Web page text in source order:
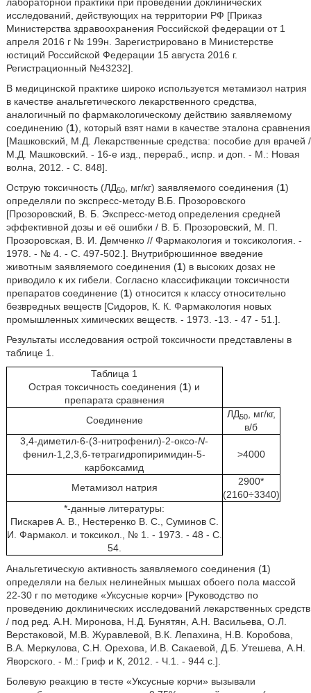
исследований, действующих на территории РФ [Приказ
Министерства здравоохранения Российской федерации от 1
апреля 2016 г № 199н. Зарегистрировано в Министерстве
юстиций Российской Федерации 15 августа 2016 г.
Регистрационный №43232].
В медицинской практике широко используется метамизол натрия
в качестве анальгетического лекарственного средства,
аналогичный по фармакологическому действию заявляемому
соединению (1), который взят нами в качестве эталона сравнения
[Машковский, М.Д. Лекарственные средства: пособие для врачей /
М.Д. Машковский. - 16-е изд., перераб., испр. и доп. - М.: Новая
волна, 2012. - С. 848].
Острую токсичность (ЛД50, мг/кг) заявляемого соединения (1)
определяли по экспресс-методу В.Б. Прозоровского
[Прозоровский, В. Б. Экспресс-метод определения средней
эффективной дозы и её ошибки / В. Б. Прозоровский, М. П.
Прозоровская, В. И. Демченко // Фармакология и токсикология. -
1978. - № 4. - С. 497-502.]. Внутрибрюшинное введение
животным заявляемого соединения (1) в высоких дозах не
приводило к их гибели. Согласно классификации токсичности
препаратов соединение (1) относится к классу относительно
безвредных веществ [Сидоров, К. К. Фармакология новых
промышленных химических веществ. - 1973. -13. - 47 - 51.].
Результаты исследования острой токсичности представлены в
таблице 1.
Таблица 1
Острая токсичность соединения (1) и
препарата сравнения
Соединение
ЛД50, мг/кг,
в/б
3,4-диметил-6-(3-нитрофенил)-2-оксо-N-
фенил-1,2,3,6-тетрагидропиримидин-5-
карбоксамид
>4000
Метамизол натрия
2900*
(2160÷3340)
*-данные литературы:
Пискарев А. В., Нестеренко В. С., Суминов С.
И. Фармакол. и токсикол., № 1. - 1973. - 48 - C.
54.
Анальгетическую активность заявляемого соединения (1)
определяли на белых нелинейных мышах обоего пола массой
22-30 г по методике «Уксусные корчи» [Руководство по
проведению доклинических исследований лекарственных средств
/ под ред. А.Н. Миронова, Н.Д. Бунятян, А.Н. Васильева, О.Л.
Верстаковой, М.В. Журавлевой, В.К. Лепахина, Н.В. Коробова,
В.А. Меркулова, С.Н. Орехова, И.В. Сакаевой, Д.Б. Утешева, А.Н.
Яворского. - М.: Гриф и К, 2012. - Ч.1. - 944 с.].
Болевую реакцию в тесте «Уксусные корчи» вызывали